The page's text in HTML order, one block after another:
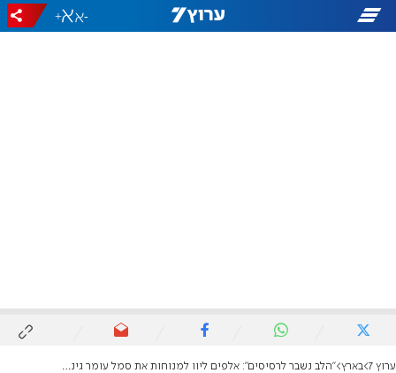
-
+
ערוץ 7 בארץ "הלב נשבר לרסיסים": אלפים ליוו למנוחות את סמל עומר גינזבורג